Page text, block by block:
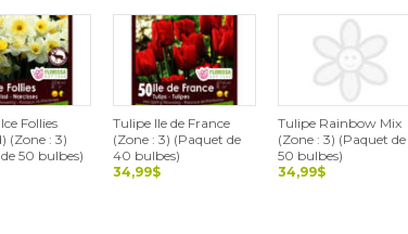
Follies
(Zone : 3)
50 bulbes)
Tulipe Ile de France
(Zone : 3) (Paquet de
40 bulbes)
34,99$
Tulipe Rainbow Mix
(Zone : 3) (Paquet de
50 bulbes)
34,99$